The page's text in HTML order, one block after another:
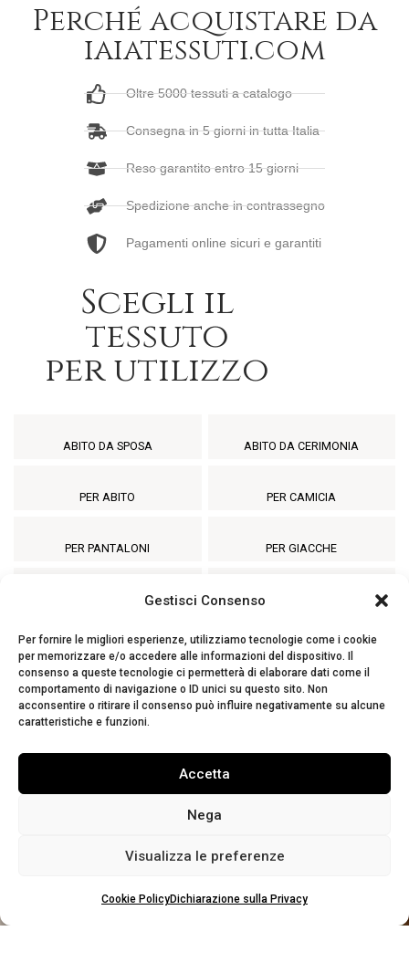
Gestisci Consenso
Per fornire le migliori esperienze, utilizziamo tecnologie come i cookie
per memorizzare e/o accedere alle informazioni del dispositivo. Il
consenso a queste tecnologie ci permetterà di elaborare dati come il
comportamento di navigazione o ID unici su questo sito. Non
acconsentire o ritirare il consenso può influire negativamente su alcune
caratteristiche e funzioni.
Accetta
Nega
Visualizza le preferenze
Cookie PolicyDichiarazione sulla Privacy
Perché acquistare da
iaiatessuti.com
Oltre 5000 tessuti a catalogo
Consegna in 5 giorni in tutta Italia
Reso garantito entro 15 giorni
Spedizione anche in contrassegno
Pagamenti online sicuri e garantiti
Scegli il
tessuto
per utilizzo
ABITO DA SPOSA ABITO DA CERIMONIA
PER ABITO PER CAMICIA
PER PANTALONI PER GIACCHE
PER CAPPOTTO
PER SPOLVERINO PER ABITO DA UOMO
TESSUTI
ARREDO
SCOPRILI